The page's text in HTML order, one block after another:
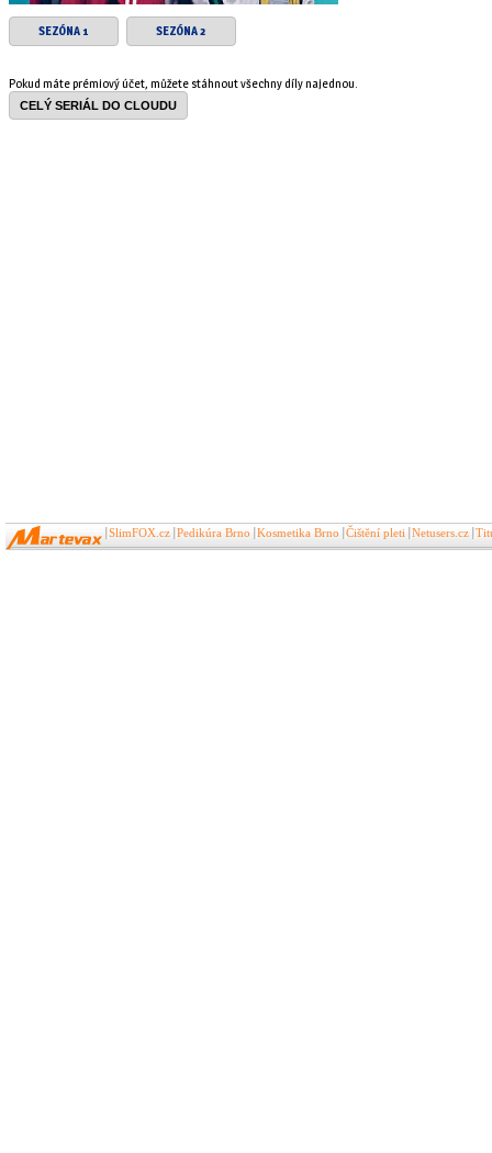
SEZÓNA 1 SEZÓNA 2
Pokud máte prémiový účet, můžete stáhnout všechny díly najednou.
CELÝ SERIÁL DO CLOUDU
SlimFOX.cz Pedikúra Brno Kosmetika Brno Čištění pleti Netusers.cz